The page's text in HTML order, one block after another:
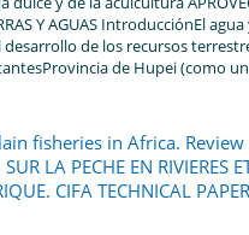
Y AGUAS IntroducciónEl
desarrollo de los recursos
de Hupei (como
fisheries in Africa. Review
LA PECHE EN RIVIERES
CIFA TECHNICAL